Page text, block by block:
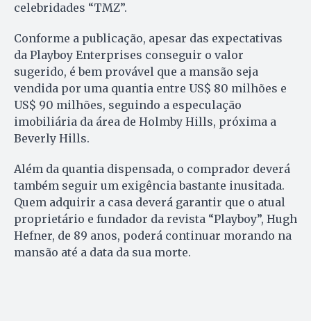
celebridades “TMZ”.
Conforme a publicação, apesar das expectativas
da Playboy Enterprises conseguir o valor
sugerido, é bem provável que a mansão seja
vendida por uma quantia entre US$ 80 milhões e
US$ 90 milhões, seguindo a especulação
imobiliária da área de Holmby Hills, próxima a
Beverly Hills.
Além da quantia dispensada, o comprador deverá
também seguir um exigência bastante inusitada.
Quem adquirir a casa deverá garantir que o atual
proprietário e fundador da revista “Playboy”, Hugh
Hefner, de 89 anos, poderá continuar morando na
mansão até a data da sua morte.